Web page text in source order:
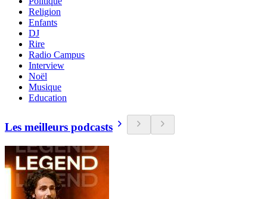
Religion
Enfants
DJ
Rire
Radio Campus
Interview
Noël
Musique
Education
Les meilleurs podcasts